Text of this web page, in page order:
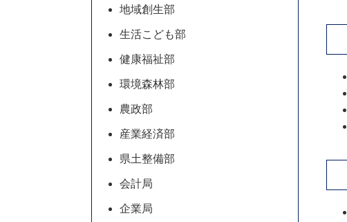
地域創生部
生活こども部
健康福祉部
環境森林部
農政部
産業経済部
県土整備部
会計局
企業局